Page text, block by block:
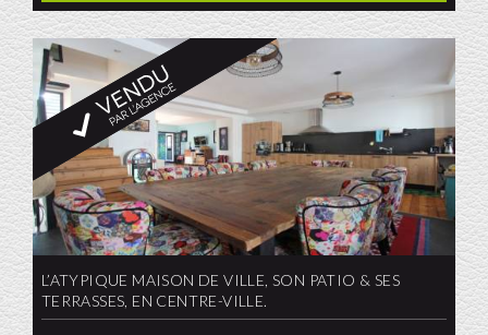
L’ATYPIQUE MAISON DE VILLE, SON PATIO & SES
TERRASSES, EN CENTRE-VILLE.